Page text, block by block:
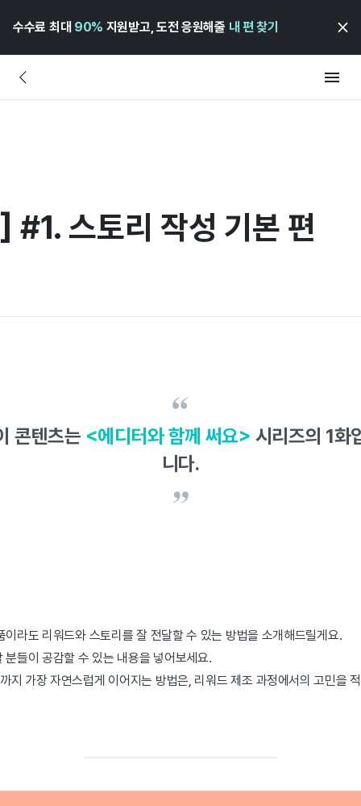
수수료 최대 90% 지원받고, 도전 응원해줄 내 편 찾기
#1. 스토리 작성 기본 편
콘텐츠는 <에디터와 함께 써요> 시리즈의 1화
니다.
이라도 리워드와 스토리를 잘 전달할 수 있는 방법을 소개해드릴게요.
분들이 공감할 수 있는 내용을 넣어보세요.
지 가장 자연스럽게 이어지는 방법은, 리워드 제조 과정에서의 고민을